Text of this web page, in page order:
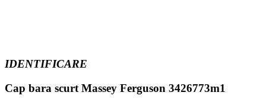
IDENTIFICARE
Cap bara scurt Massey Ferguson 3426773m1